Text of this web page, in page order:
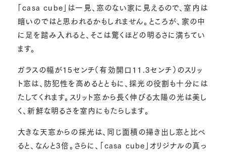
「casa cube」は一見、窓のない家に見えるので、室内は
暗いのではと思われるかもしれません。ところが、家の中
に足を踏み入れると、そこは驚くほどの明るさに満ちてい
ます。
ガラスの幅が15センチ（有効開口11.3センチ）のスリッ
ト窓は、防犯性を高めるとともに、採光の役割も十分には
たしてくれます。スリット窓から長く伸びる太陽の光は美し
く、新鮮な明るさを室内にもたらします。
大きな天窓からの採光は、同じ面積の掃き出し窓と比べ
ると、なんと3倍。さらに、「casa cube」オリジナルの真っ